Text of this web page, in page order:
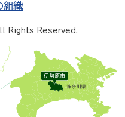
組織
Rights Reserved.